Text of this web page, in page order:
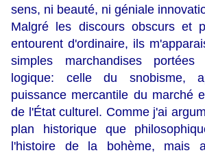
sens, ni beauté, ni géniale
Malgré les discours obscurs et
entourent d'ordinaire, ils
simples marchandises
logique: celle du snobisme,
puissance mercantile du marché
de l'État culturel. Comme j'ai
plan historique que
l'histoire de la bohème, mais